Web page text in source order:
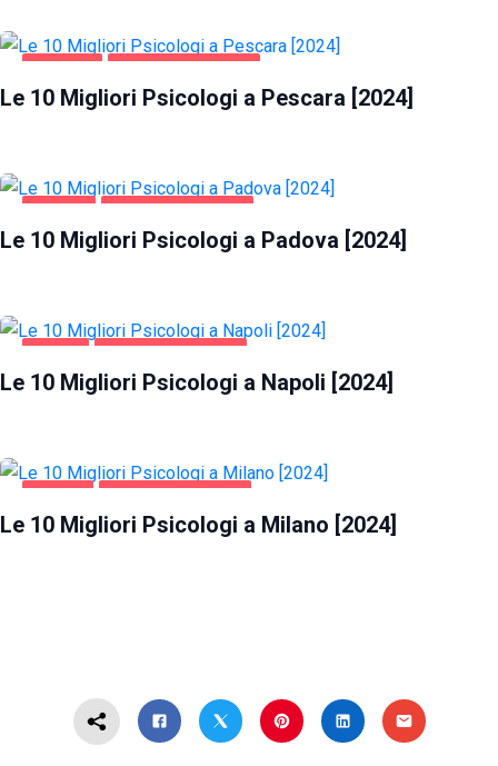
Le 10 Migliori Psicologi a Pescara [2024]
Le 10 Migliori Psicologi a Padova [2024]
Le 10 Migliori Psicologi a Napoli [2024]
Le 10 Migliori Psicologi a Milano [2024]